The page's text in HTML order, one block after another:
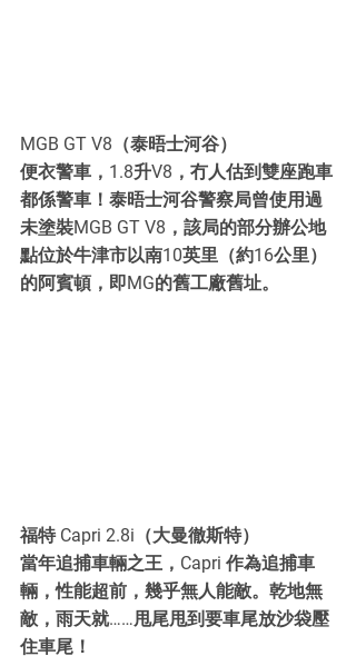
MGB GT V8（泰晤士河谷）
便衣警車，1.8升V8，冇人估到雙座跑車
都係警車！泰晤士河谷警察局曾使用過
未塗裝MGB GT V8，該局的部分辦公地
點位於牛津市以南10英里（約16公里）
的阿賓頓，即MG的舊工廠舊址。
福特 Capri 2.8i（大曼徹斯特）
當年追捕車輛之王，Capri 作為追捕車
輛，性能超前，幾乎無人能敵。乾地無
敵，雨天就……甩尾甩到要車尾放沙袋壓
住車尾！